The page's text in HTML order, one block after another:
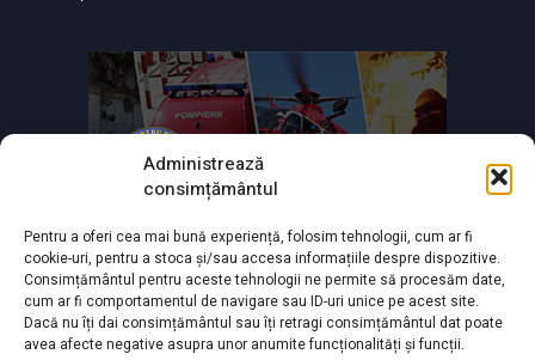
Administrează
consimțământul
Pentru a oferi cea mai bună experiență, folosim tehnologii, cum ar fi
cookie-uri, pentru a stoca și/sau accesa informațiile despre dispozitive.
Consimțământul pentru aceste tehnologii ne permite să procesăm date,
cum ar fi comportamentul de navigare sau ID-uri unice pe acest site.
Dacă nu îți dai consimțământul sau îți retragi consimțământul dat poate
avea afecte negative asupra unor anumite funcționalități și funcții.